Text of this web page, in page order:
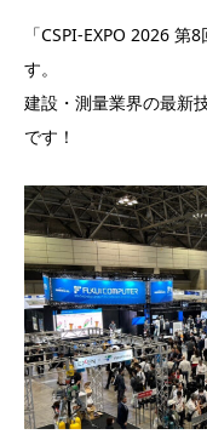
「CSPI-EXPO 2026
す。
建設・測量業界の最新
です！